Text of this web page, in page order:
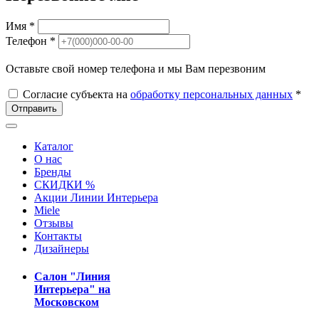
Имя *
Телефон *
Оставьте свой номер телефона и мы Вам перезвоним
Согласие субъекта на обработку персональных данных *
Отправить
Каталог
О нас
Бренды
СКИДКИ %
Акции Линии Интерьера
Miele
Отзывы
Контакты
Дизайнеры
Салон "Линия
Интерьера" на
Московском